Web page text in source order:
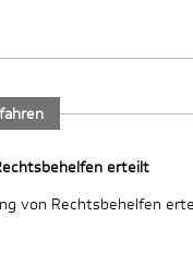
erteilt
von Rechtsbehelfen